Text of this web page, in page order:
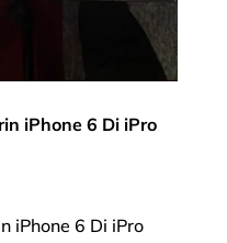
iPhone 6 Di iPro
iPhone 6 Di iPro